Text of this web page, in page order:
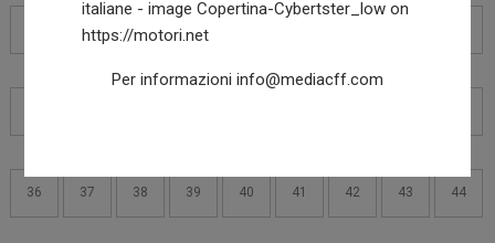
19 20
36 37 38 39 40 41 42 43 44
Per informazioni info@mediacff.com